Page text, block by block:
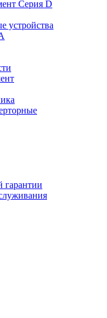
Серия D
устройства
гарантии